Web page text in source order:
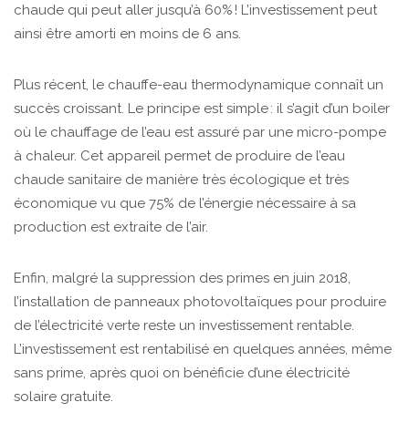
chaude qui peut aller jusqu’à 60% ! L’investissement peut
ainsi être amorti en moins de 6 ans.
Plus récent, le chauffe-eau thermodynamique connaît un
succès croissant. Le principe est simple : il s’agit d’un boiler
où le chauffage de l’eau est assuré par une micro-pompe
à chaleur. Cet appareil permet de produire de l’eau
chaude sanitaire de manière très écologique et très
économique vu que 75% de l’énergie nécessaire à sa
production est extraite de l’air.
Enfin, malgré la suppression des primes en juin 2018,
l’installation de panneaux photovoltaïques pour produire
de l’électricité verte reste un investissement rentable.
L’investissement est rentabilisé en quelques années, même
sans prime, après quoi on bénéficie d’une électricité
solaire gratuite.